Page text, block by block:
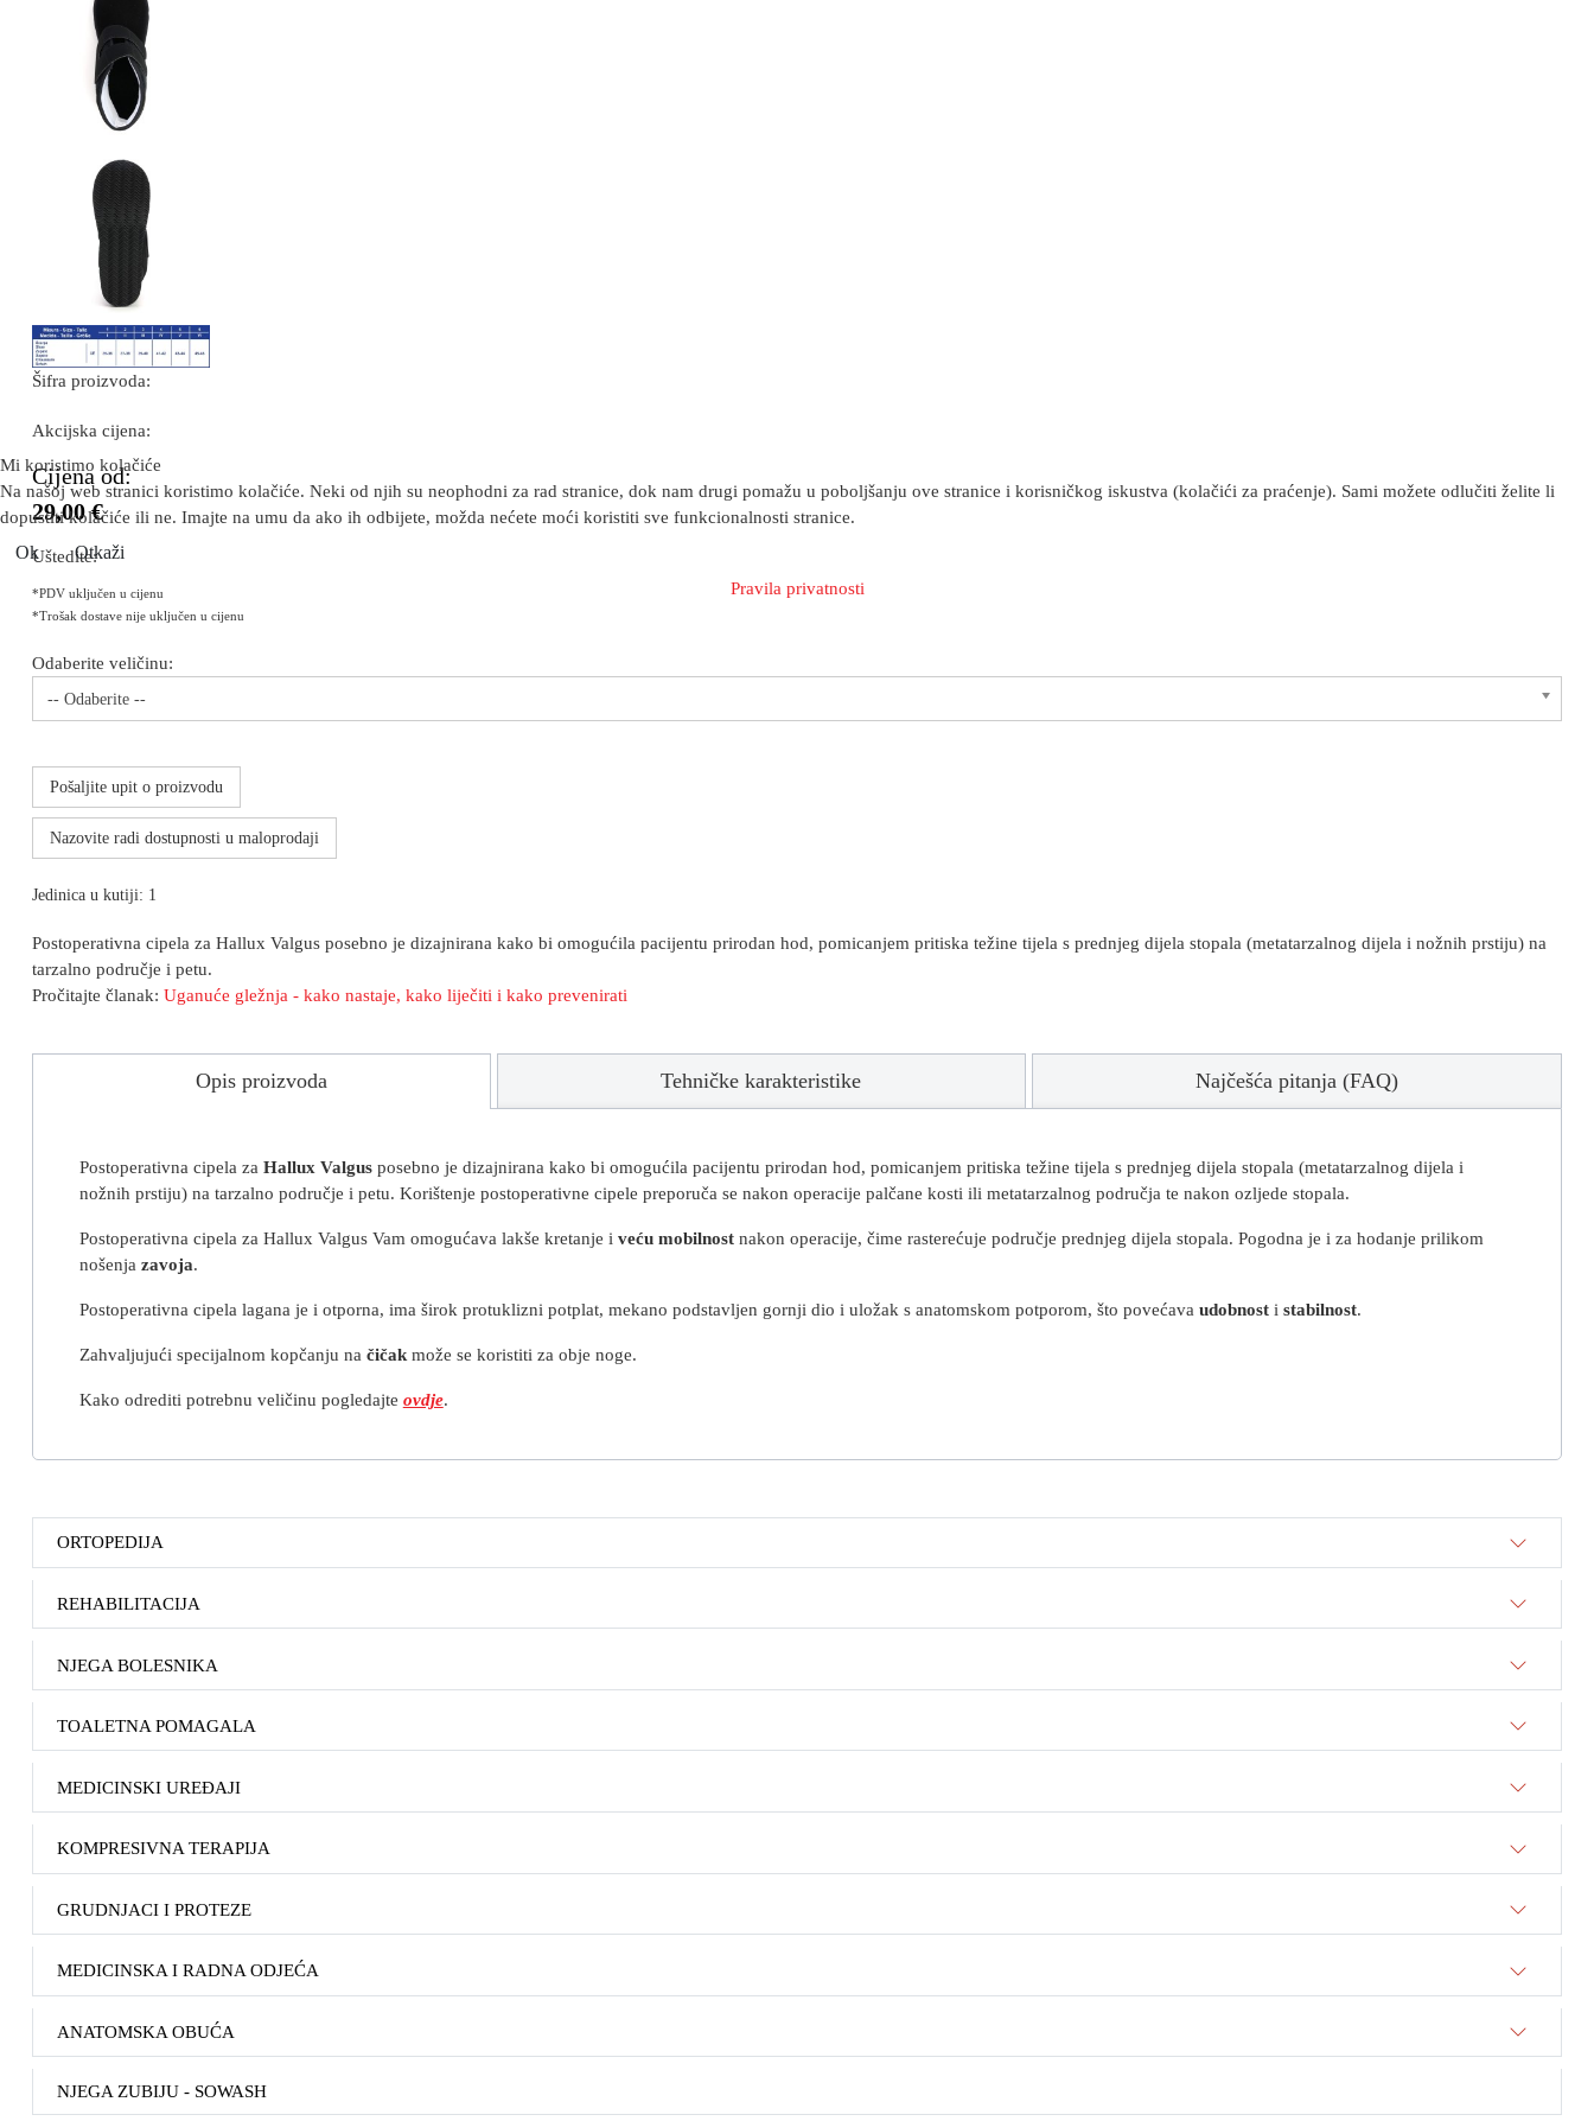
ORTOPEDIJA
REHABILITACIJA
NJEGA BOLESNIKA
TOALETNA POMAGALA
MEDICINSKI UREĐAJI
KOMPRESIVNA TERAPIJA
GRUDNJACI I PROTEZE
MEDICINSKA I RADNA ODJEĆA
ANATOMSKA OBUĆA
NJEGA ZUBIJU - SOWASH
Šifra proizvoda:
Akcijska cijena:
Cijena od:
29,00 €
Uštedite:
*PDV uključen u cijenu
*Trošak dostave nije uključen u cijenu
Odaberite veličinu:
-- Odaberite --
Pošaljite upit o proizvodu
Nazovite radi dostupnosti u maloprodaji
Jedinica u kutiji: 1
Postoperativna cipela za Hallux Valgus posebno je dizajnirana kako bi omogućila pacijentu prirodan hod, pomicanjem pritiska težine tijela s prednjeg dijela stopala (metatarzalnog dijela i nožnih prstiju) na
tarzalno područje i petu.
Pročitajte članak: Uganuće gležnja - kako nastaje, kako liječiti i kako prevenirati
Opis proizvoda Tehničke karakteristike Najčešća pitanja (FAQ)
Postoperativna cipela za Hallux Valgusposebno je dizajnirana kako bi omogućila pacijentu prirodan hod, pomicanjem pritiska težine tijela s prednjeg dijela stopala (metatarzalnog dijela i
nožnih prstiju) na tarzalno područje i petu. Korištenje postoperativne cipele preporuča se nakon operacije palčane kosti ili metatarzalnog područja te nakon ozljede stopala.
Postoperativna cipela za Hallux Valgus Vam omogućava lakše kretanje i veću mobilnostnakon operacije, čime rasterećuje područje prednjeg dijela stopala. Pogodna je i za hodanje prilikom
nošenja zavoja.
Postoperativna cipela lagana je i otporna, ima širok protuklizni potplat, mekano podstavljen gornji dio i uložak s anatomskom potporom, što povećava udobnost i stabilnost.
Zahvaljujući specijalnom kopčanju na čičakmože se koristiti za obje noge.
Kako odrediti potrebnu veličinu pogledajte ovdje.
Mi koristimo kolačiće
Na našoj web stranici koristimo kolačiće. Neki od njih su neophodni za rad stranice, dok nam drugi pomažu u poboljšanju ove stranice i korisničkog iskustva (kolačići za praćenje). Sami možete odlučiti želite li
dopustiti kolačiće ili ne. Imajte na umu da ako ih odbijete, možda nećete moći koristiti sve funkcionalnosti stranice.
Ok Otkaži
Pravila privatnosti